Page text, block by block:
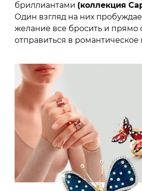
бриллиантами (коллекция
Один взгляд на них
желание все бросить и прямо
отправиться в романтическое